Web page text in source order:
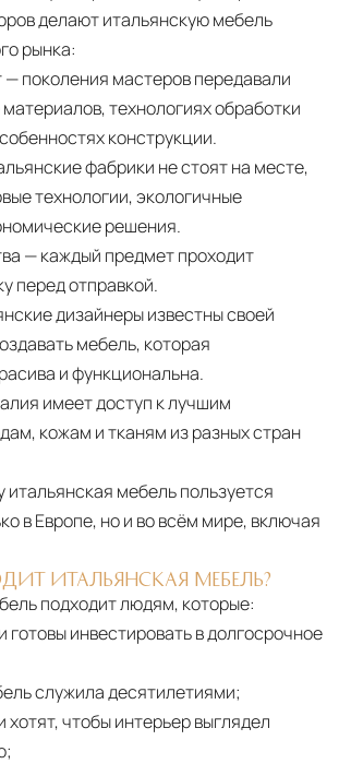
делают итальянскую мебель
рынка:
— поколения мастеров передавали
технологиях обработки
конструкции.
фабрики не стоят на месте,
технологии, экологичные
решения.
— каждый предмет проходит
перед отправкой.
дизайнеры известны своей
мебель, которая
и функциональна.
имеет доступ к лучшим
кожам и тканям из разных стран
итальянская мебель пользуется
в Европе, но и во всём мире, включая
ИТАЛЬЯНСКАЯ МЕБЕЛЬ?
подходит людям, которые:
готовы инвестировать в долгосрочное
служила десятилетиями;
хотят, чтобы интерьер выглядел